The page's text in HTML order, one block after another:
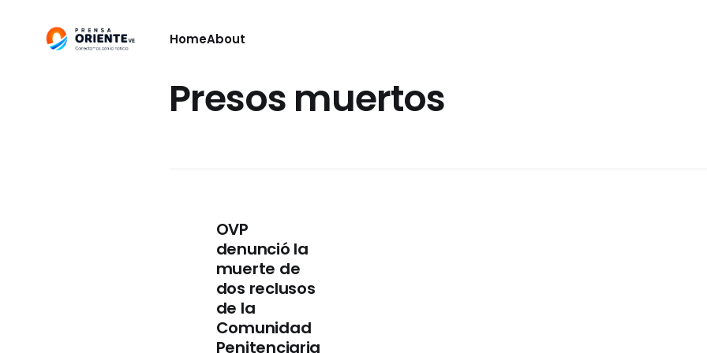
HomeAbout
Presos muertos
OVP
denunció la
muerte de
dos reclusos
de la
Comunidad
Penitenciaria